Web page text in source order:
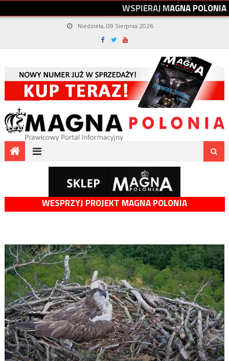
WSPIERAJMAGNAPOLONIA
Niedziela, 09 Sierpnia 2026
WESPRZYJ PROJEKT MAGNA POLONIA